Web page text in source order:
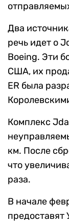
Два
речь идет о
Boeing. Эти
США, их
ER была
Комплекс
км. После
что
раза.
В начале
предоставят